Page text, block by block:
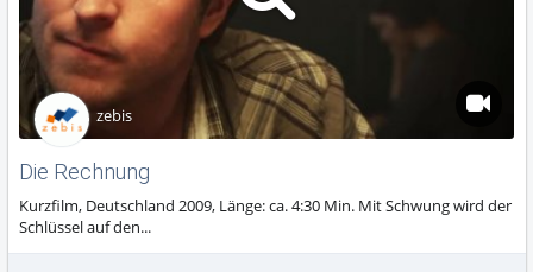
Die Rechnung
Kurzfilm, Deutschland 2009, Länge: ca. 4:30 Min. Mit Schwung wird der
Schlüssel auf den...
zebis